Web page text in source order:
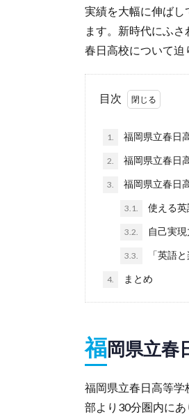
実績を大幅に伸ば
ます。新時代にふ
春日高校について迫
目次
1. 福岡県立春日
2. 福岡県立春日
3. 福岡県立春日
3.1. 使える
3.2. 自己実
3.3. 「英語
4. まとめ
福岡県立春
福岡県立春日高等
部より30分圏内に